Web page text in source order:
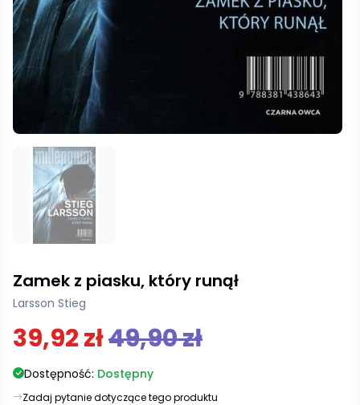
Zamek z piasku, który runął
Larsson Stieg
39,92 zł49,90 zł
Dostępność: Dostępny
Zadaj pytanie dotyczące tego produktu